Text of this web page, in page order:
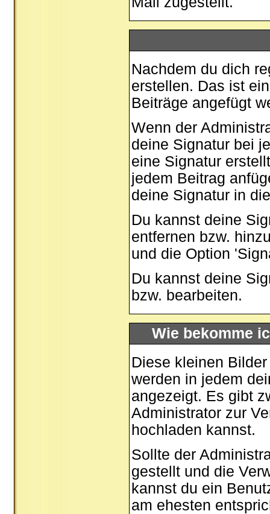
Nachdem du dich
erstellen. Das ist
Beiträge angefügt
Wenn der
deine Signatur bei
eine Signatur
jedem Beitrag
deine Signatur in
Du kannst deine
entfernen bzw.
und die Option
Du kannst deine
bzw. bearbeiten.
Wie bekomme
Diese kleinen
werden in jedem
angezeigt. Es gibt
Administrator zur
hochladen kannst.
Sollte der
gestellt und die
kannst du ein
am ehesten